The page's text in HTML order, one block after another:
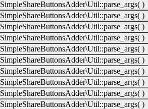
SimpleShareButtonsAdder\Util::parse_args( )
SimpleShareButtonsAdder\Util::parse_args( )
SimpleShareButtonsAdder\Util::parse_args( )
SimpleShareButtonsAdder\Util::parse_args( )
SimpleShareButtonsAdder\Util::parse_args( )
SimpleShareButtonsAdder\Util::parse_args( )
SimpleShareButtonsAdder\Util::parse_args( )
SimpleShareButtonsAdder\Util::parse_args( )
SimpleShareButtonsAdder\Util::parse_args( )
SimpleShareButtonsAdder\Util::parse_args( )